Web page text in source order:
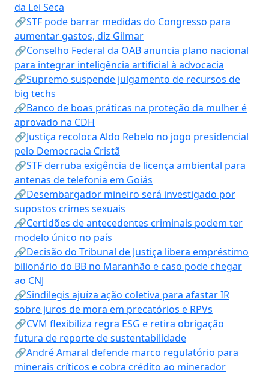
da Lei Seca
🔗STF pode barrar medidas do Congresso para
aumentar gastos, diz Gilmar
🔗Conselho Federal da OAB anuncia plano nacional
para integrar inteligência artificial à advocacia
🔗Supremo suspende julgamento de recursos de
big techs
🔗Banco de boas práticas na proteção da mulher é
aprovado na CDH
🔗Justiça recoloca Aldo Rebelo no jogo presidencial
pelo Democracia Cristã
🔗STF derruba exigência de licença ambiental para
antenas de telefonia em Goiás
🔗Desembargador mineiro será investigado por
supostos crimes sexuais
🔗Certidões de antecedentes criminais podem ter
modelo único no país
🔗Decisão do Tribunal de Justiça libera empréstimo
bilionário do BB no Maranhão e caso pode chegar
ao CNJ
🔗Sindilegis ajuíza ação coletiva para afastar IR
sobre juros de mora em precatórios e RPVs
🔗CVM flexibiliza regra ESG e retira obrigação
futura de reporte de sustentabilidade
🔗André Amaral defende marco regulatório para
minerais críticos e cobra crédito ao minerador